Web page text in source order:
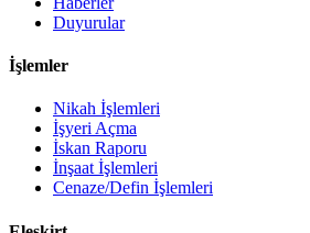
Duyurular
İşlemler
Nikah İşlemleri
İşyeri Açma
İskan Raporu
İnşaat İşlemleri
Cenaze/Defin İşlemleri